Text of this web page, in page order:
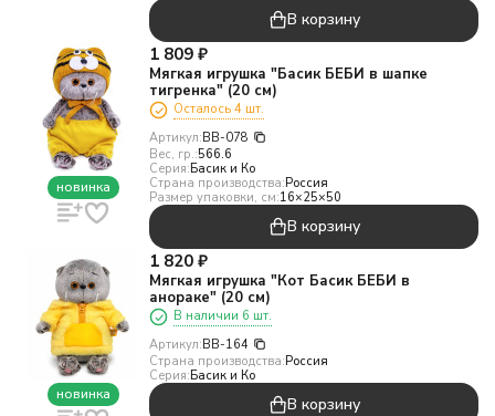
В корзину
новинка
1 809 ₽
Мягкая игрушка "Басик БЕБИ в шапке
тигренка" (20 см)
Осталось 4 шт.
Артикул:BB-078
Вес, гр.:566.6
Серия:Басик и Ко
Страна производства:Россия
Размер упаковки, см:16×25×50
В корзину
новинка
1 820 ₽
Мягкая игрушка "Кот Басик БЕБИ в
анораке" (20 см)
В наличии 6 шт.
Артикул:BB-164
Страна производства:Россия
Серия:Басик и Ко
В корзину